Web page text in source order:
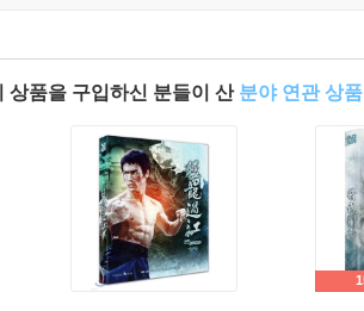
상품을 구입하신 분들이 산 분야 연관 상품